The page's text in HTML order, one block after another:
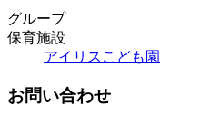
グループ
保育施設
アイリスこども園
お問い合わせ